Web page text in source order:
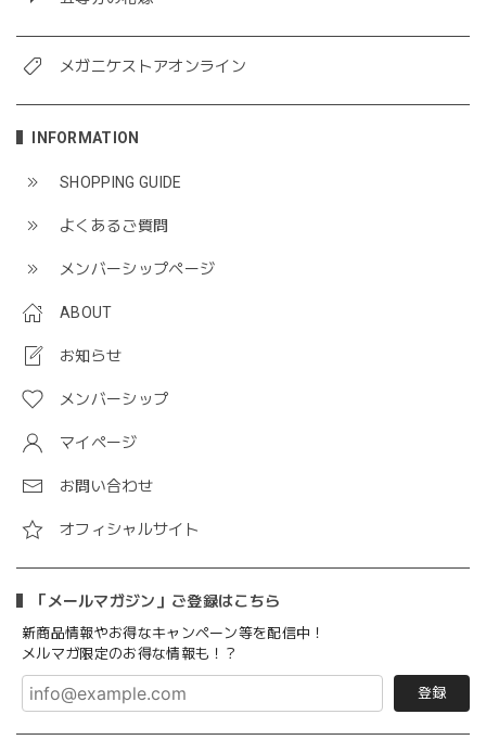
メガニケストアオンライン
INFORMATION
SHOPPING GUIDE
よくあるご質問
メンバーシップページ
ABOUT
お知らせ
メンバーシップ
マイページ
お問い合わせ
オフィシャルサイト
「メールマガジン」ご登録はこちら
新商品情報やお得なキャンペーン等を配信中！
メルマガ限定のお得な情報も！？
登録